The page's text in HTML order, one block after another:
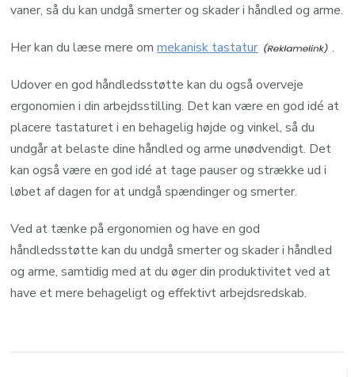
vaner, så du kan undgå smerter og skader i håndled og arme.
Her kan du læse mere ommekanisk tastatur .
Udover en god håndledsstøtte kan du også overveje
ergonomien i din arbejdsstilling. Det kan være en god idé at
placere tastaturet i en behagelig højde og vinkel, så du
undgår at belaste dine håndled og arme unødvendigt. Det
kan også være en god idé at tage pauser og strække ud i
løbet af dagen for at undgå spændinger og smerter.
Ved at tænke på ergonomien og have en god
håndledsstøtte kan du undgå smerter og skader i håndled
og arme, samtidig med at du øger din produktivitet ved at
have et mere behageligt og effektivt arbejdsredskab.